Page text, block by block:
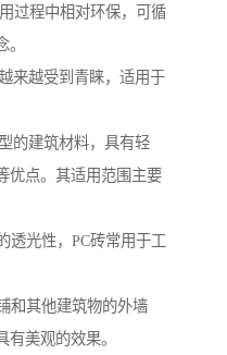
过程中相对环保，可循
来越受到青睐，适用于
的建筑材料，具有轻
优点。其适用范围主要
透光性，PC砖常用于工
和其他建筑物的外墙
美观的效果。